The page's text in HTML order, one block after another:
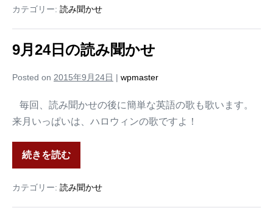
カテゴリー: 読み聞かせ
9月24日の読み聞かせ
Posted on 2015年9月24日 | wpmaster
毎回、読み聞かせの後に簡単な英語の歌も歌います。
来月いっぱいは、ハロウィンの歌ですよ！
続きを読む
カテゴリー: 読み聞かせ